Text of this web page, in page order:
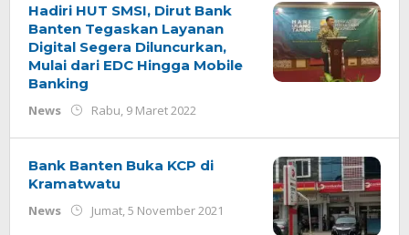
Hadiri HUT SMSI, Dirut Bank
Banten Tegaskan Layanan
Digital Segera Diluncurkan,
Mulai dari EDC Hingga Mobile
Banking
News Rabu, 9 Maret 2022
Bank Banten Buka KCP di
Kramatwatu
News Jumat, 5 November 2021
Redaksi